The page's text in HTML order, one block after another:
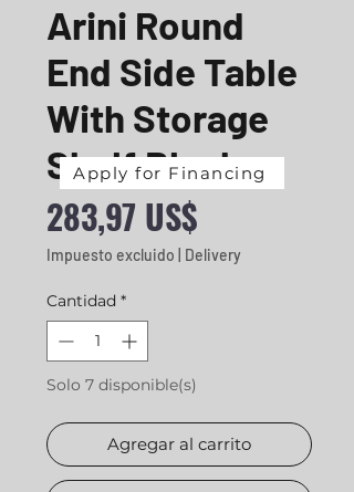
Arini Round
End Side Table
With Storage
Shelf Black
283,97 US$
Impuesto excluido Delivery
Cantidad *
Solo 7 disponible(s)
Agregar al carrito
Apply for Financing